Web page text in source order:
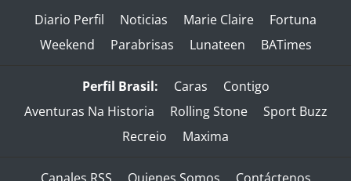
Diario Perfil Noticias Marie Claire
Fortuna
Weekend
Parabrisas Lunateen BATimes
Perfil Brasil: Caras
Contigo
Aventuras Na Historia
Rolling Stone
Sport Buzz
Recreio
Maxima